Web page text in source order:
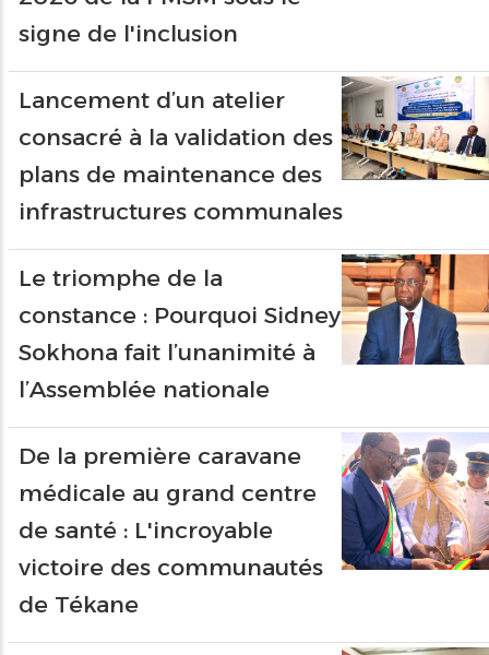
signe de l'inclusion
Lancement d’un atelier
consacré à la validation des
plans de maintenance des
infrastructures communales
Le triomphe de la
constance : Pourquoi Sidney
Sokhona fait l’unanimité à
l’Assemblée nationale
De la première caravane
médicale au grand centre
de santé : L'incroyable
victoire des communautés
de Tékane